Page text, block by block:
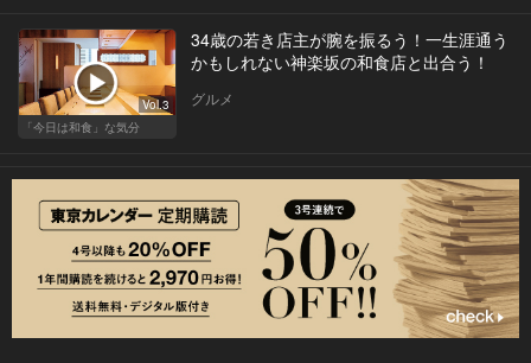
Vol.3
「今日は和食」な気分
34歳の若き店主が腕を振るう！一生涯通う
かもしれない神楽坂の和食店と出合う！
グルメ